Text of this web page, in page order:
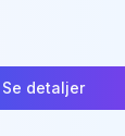
Se detaljer